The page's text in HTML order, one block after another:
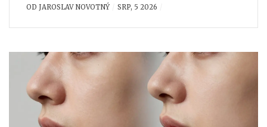
OD JAROSLAV NOVOTNÝ SRP, 5 2026